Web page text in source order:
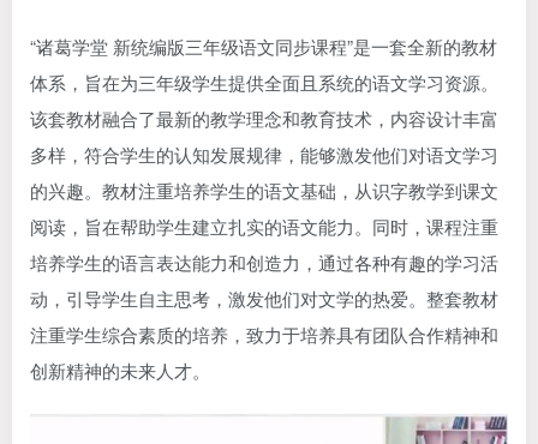
“诸葛学堂 新统编版三年级语文同步课程”是一套全新的教材
体系，旨在为三年级学生提供全面且系统的语文学习资源。
该套教材融合了最新的教学理念和教育技术，内容设计丰富
多样，符合学生的认知发展规律，能够激发他们对语文学习
的兴趣。教材注重培养学生的语文基础，从识字教学到课文
阅读，旨在帮助学生建立扎实的语文能力。同时，课程注重
培养学生的语言表达能力和创造力，通过各种有趣的学习活
动，引导学生自主思考，激发他们对文学的热爱。整套教材
注重学生综合素质的培养，致力于培养具有团队合作精神和
创新精神的未来人才。